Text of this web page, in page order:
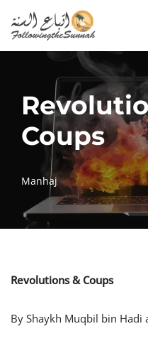
Skip
to
Coups
Manhaj
Revolutions & Coups
By Shaykh Muqbil bin Hadi